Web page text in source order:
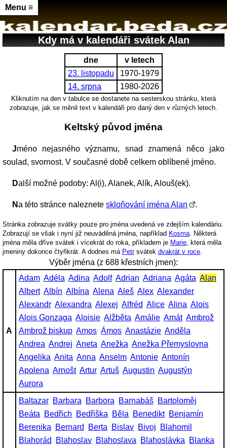
Menu ≡
Kdy má v kalendáři svátek Alan
dne
v letech
23. listopadu
1970-1979
14. srpna
1980-2026
Kliknutím na den v tabulce se dostanete na sesterskou stránku, která
zobrazuje, jak se měnil text v kalendáři pro daný den v různých letech.
Keltský původ jména
Jméno nejasného významu, snad znamená něco jako
soulad, svornost. V současné době celkem oblíbené jméno.
Další možné podoby: Al(i), Alanek, Alík, Alouš(ek).
Na této stránce nalezneteskloňování jména Alan .
Stránka zobrazuje svátky pouze pro jména uvedená ve zdejším kalendáriu.
Zobrazují se však i nyní již neuváděná jména, například Kosma . Některá
jména měla dříve svátek i vícekrát do roka, příkladem je Marie , která měla
jmeniny dokonce čtyřikrát. A dodnes má Petrsvátek dvakrát v roce
Výběr jména (z 688 křestních jmen):
A
Adam Adéla Adina Adolf Adrian Adriana Agáta Alan
Albert Albín Albína Alena Aleš Alex Alexander
Alexandr Alexandra Alexej Alfréd Alice Alina Alois
Alois Gonzaga Aloisie Alžběta Amálie Amát Ambrož
Ambrož biskup Amos Ámos Anastázie Anděla
Andrea Andrej Aneta Anežka Anežka Přemyslovna
Angelika Anita Anna Anselm Antonie Antonín
Apolena Arnošt Artur Artuš Augustin Augustýn
Aurora
Baltazar Barbara Barbora Barnabáš Bartoloměj
Beáta
Bedřich Bedřiška Běla Benedikt Benjamín
Berenika
Bernard Berta Bislav Bivoj
Blahomil
Blahorád
Blahoslav Blahoslava Blahoslávka
Blanka